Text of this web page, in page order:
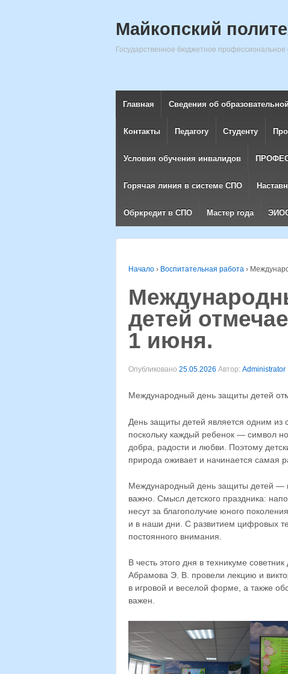
Майкопский
Государственное бюджетное
Главная Сведения об
Контакты Педагогу Студенту
Условия обучения инвалидов
Горячая линия в системе СПО
Обркредит в СПО Мастер года
Начало › Воспитательная работа ›
детей
1 июня.
Опубликовано 25.05.2026 Автор: Administrator
Международный день защиты детей
День защиты детей является одним из
поскольку каждый ребенок — символ
добра, радости и любви. Поэтому
природа оживает и начинается самая
Международный день защиты детей —
важно. Смысл детского праздника:
несут за благополучие юного
и в наши дни. С развитием цифровых
постоянного внимания.
В честь этого дня в техникуме
Абрамова Э. В. провели лекцию и
в игровой и веселой форме, а также
важен.